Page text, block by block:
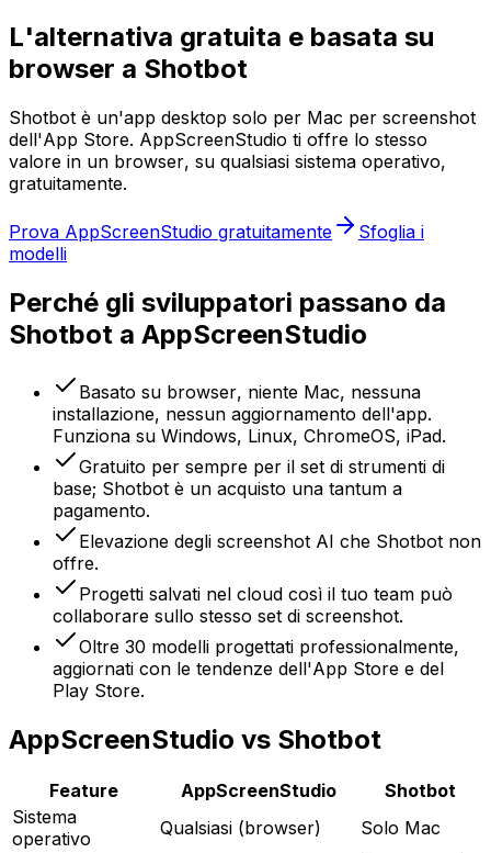
L'alternativa gratuita e basata su
browser a Shotbot
Shotbot è un'app desktop solo per Mac per screenshot
dell'App Store. AppScreenStudio ti offre lo stesso
valore in un browser, su qualsiasi sistema operativo,
gratuitamente.
Prova AppScreenStudio gratuitamente
Sfoglia i
modelli
Perché gli sviluppatori passano da
Shotbot a AppScreenStudio
Basato su browser, niente Mac, nessuna
installazione, nessun aggiornamento dell'app.
Funziona su Windows, Linux, ChromeOS, iPad.
Gratuito per sempre per il set di strumenti di
base; Shotbot è un acquisto una tantum a
pagamento.
Elevazione degli screenshot AI che Shotbot non
offre.
Progetti salvati nel cloud così il tuo team può
collaborare sullo stesso set di screenshot.
Oltre 30 modelli progettati professionalmente,
aggiornati con le tendenze dell'App Store e del
Play Store.
AppScreenStudio vs Shotbot
Feature AppScreenStudio
Shotbot
Sistema
operativo
Qualsiasi (browser) Solo Mac